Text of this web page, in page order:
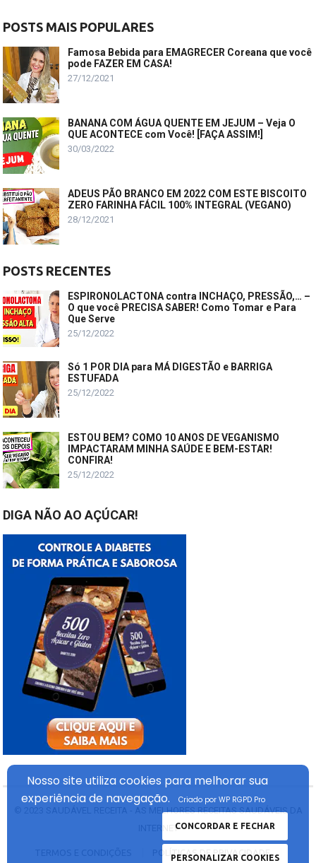
POSTS MAIS POPULARES
Famosa Bebida para EMAGRECER Coreana que você
pode FAZER EM CASA!
27/12/2021
BANANA COM ÁGUA QUENTE EM JEJUM – Veja O
QUE ACONTECE com Você! [FAÇA ASSIM!]
30/03/2022
ADEUS PÃO BRANCO EM 2022 COM ESTE BISCOITO
ZERO FARINHA FÁCIL 100% INTEGRAL (VEGANO)
28/12/2021
POSTS RECENTES
ESPIRONOLACTONA contra INCHAÇO, PRESSÃO,… –
O que você PRECISA SABER! Como Tomar e Para
Que Serve
25/12/2022
Só 1 POR DIA para MÁ DIGESTÃO e BARRIGA
ESTUFADA
25/12/2022
ESTOU BEM? COMO 10 ANOS DE VEGANISMO
IMPACTARAM MINHA SAÚDE E BEM-ESTAR!
CONFIRA!
25/12/2022
DIGA NÃO AO AÇÚCAR!
SAUDÁVEL RECEITA - AS MELHORES RECEITAS SAUDÁVEIS DA
INTERNET
Nosso site utiliza cookies para melhorar sua
experiênciade navegação.
CONCORDAR E FECHAR
PERSONALIZAR COOKIES
Criado por WP RGPD Pro